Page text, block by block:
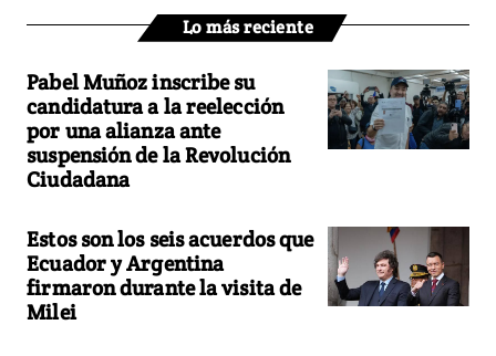
Lo más reciente
Pabel Muñoz inscribe su
candidatura a la reelección
por una alianza ante
suspensión de la Revolución
Ciudadana
Estos son los seis acuerdos que
Ecuador y Argentina
firmaron durante la visita de
Milei